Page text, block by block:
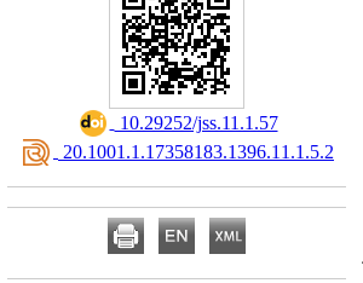
‎ 10.29252/jss.11.1.57
‎ 20.1001.1.17358183.1396.11.1.5.2